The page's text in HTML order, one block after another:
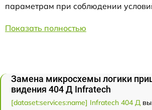
параметрам при соблюдении
Показать полностью
Замена микросхемы логики
видения 404 Д Infratech
[dataset:services:name] Infratech 404 Д